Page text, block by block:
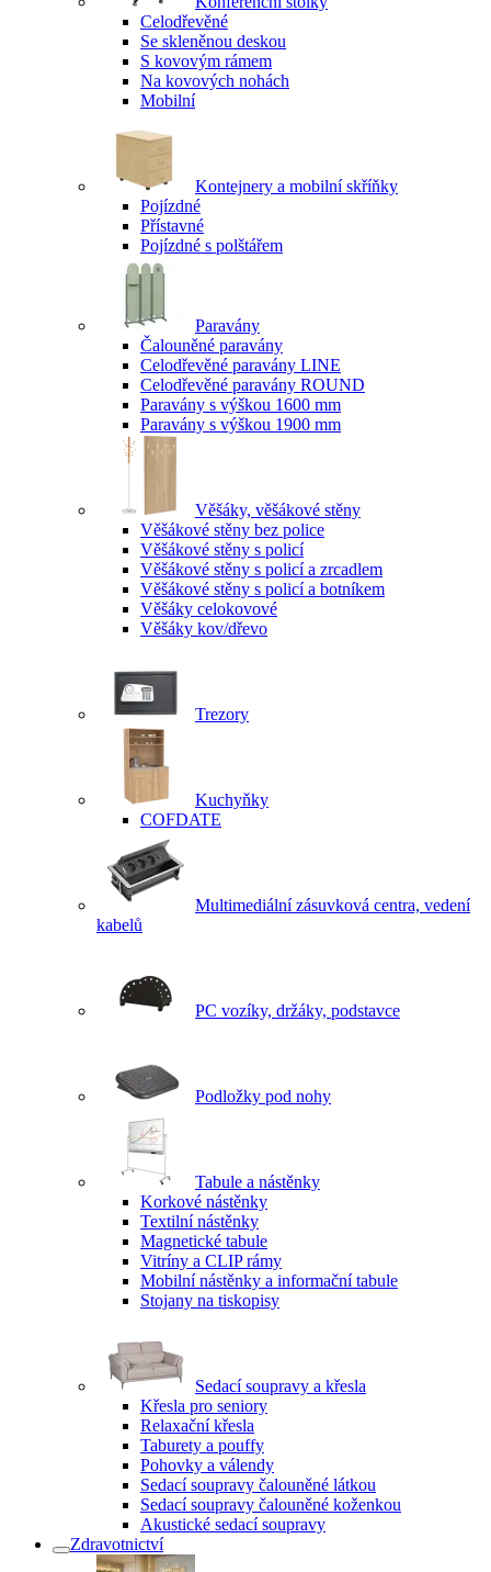
Celodřevěné
Se skleněnou deskou
S kovovým rámem
Na kovových nohách
Mobilní
Kontejnery a mobilní skříňky
Pojízdné
Přístavné
Pojízdné s polštářem
Paravány
Čalouněné paravány
Celodřevěné paravány LINE
Celodřevěné paravány ROUND
Paravány s výškou 1600 mm
Paravány s výškou 1900 mm
Věšáky, věšákové stěny
Věšákové stěny bez police
Věšákové stěny s policí
Věšákové stěny s policí a zrcadlem
Věšákové stěny s policí a botníkem
Věšáky celokovové
Věšáky kov/dřevo
Trezory
Kuchyňky
COFDATE
Multimediální zásuvková centra, vedení
kabelů
PC vozíky, držáky, podstavce
Podložky pod nohy
Tabule a nástěnky
Korkové nástěnky
Textilní nástěnky
Magnetické tabule
Vitríny a CLIP rámy
Mobilní nástěnky a informační tabule
Stojany na tiskopisy
Sedací soupravy a křesla
Křesla pro seniory
Relaxační křesla
Taburety a pouffy
Pohovky a válendy
Sedací soupravy čalouněné látkou
Sedací soupravy čalouněné koženkou
Akustické sedací soupravy
Zdravotnictví